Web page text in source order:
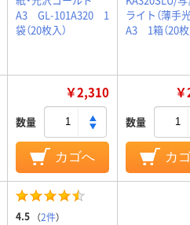
A3 GL-101A320 1
袋（20枚入）
ライト（薄手
A3 1箱（20枚
￥2,310
数量
カゴへ
数量
カ
4.5 （2件）